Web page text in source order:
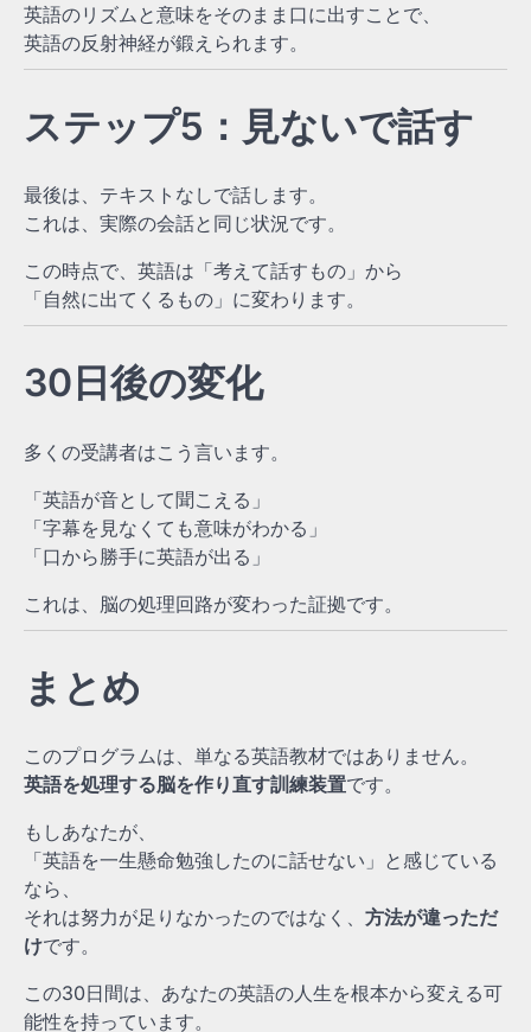
英語のリズムと意味をそのまま口に出すことで、
英語の反射神経が鍛えられます。
ステップ5：見ないで話す
最後は、テキストなしで話します。
これは、実際の会話と同じ状況です。
この時点で、英語は「考えて話すもの」から
「自然に出てくるもの」に変わります。
30日後の変化
多くの受講者はこう言います。
「英語が音として聞こえる」
「字幕を見なくても意味がわかる」
「口から勝手に英語が出る」
これは、脳の処理回路が変わった証拠です。
まとめ
このプログラムは、単なる英語教材ではありません。
英語を処理する脳を作り直す訓練装置です。
もしあなたが、
「英語を一生懸命勉強したのに話せない」と感じている
なら、
それは努力が足りなかったのではなく、 方法が違っただ
けです。
この30日間は、あなたの英語の人生を根本から変える可
能性を持っています。